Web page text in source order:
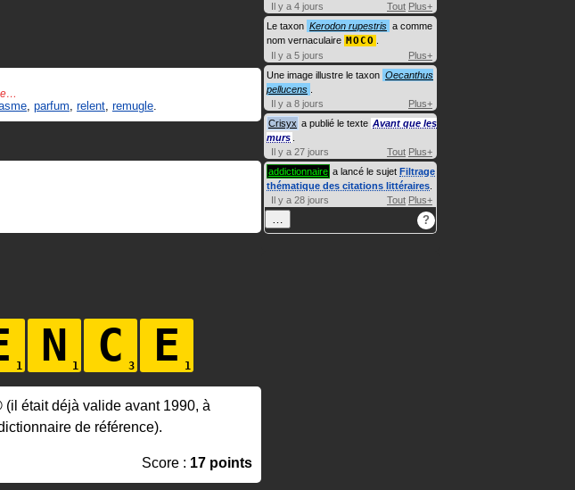
parfum relent remugle
N C E
(il était déjà valide avant 1990, à
de référence).
Score : 17 points
Il y a 4 jours
Tout Plus+
Le taxon Kerodon rupestris a comme
nom vernaculaire MOCO
Il y a 5 jours
Plus+
Une image illustre le taxon Oecanthus
pellucens
Il y a 8 jours
Plus+
Crisyx a publié le texte Avant que les
murs
Il y a 27 jours
Tout Plus+
addictionnaire a lancé le sujet Filtrage
thématique des citations littéraires
Il y a 28 jours
Tout Plus+
… ?